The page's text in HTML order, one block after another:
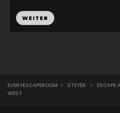
WEITER
EVERYESCAPEROOM > STEYER > ESCAPE
WEST